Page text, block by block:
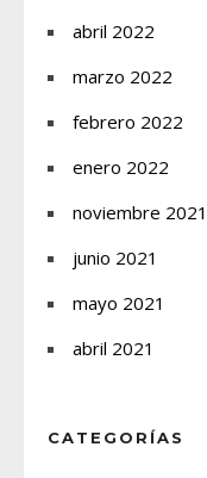
abril 2022
marzo 2022
febrero 2022
enero 2022
noviembre 2021
junio 2021
mayo 2021
abril 2021
CATEGORÍAS